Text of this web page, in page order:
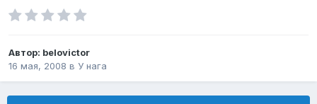
Автор: belovictor
16 мая, 2008 в У нага